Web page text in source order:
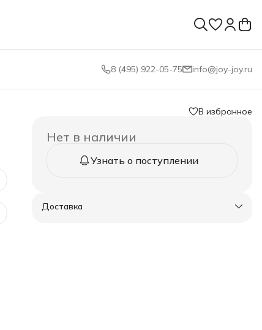
8 (495) 922-05-75 info@joy-joy.ru
В избранное
Нет в наличии
Узнать о поступлении
Доставка